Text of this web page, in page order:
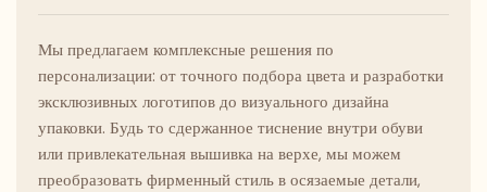
Мы предлагаем комплексные решения по
персонализации: от точного подбора цвета и разработки
эксклюзивных логотипов до визуального дизайна
упаковки. Будь то сдержанное тиснение внутри обуви
или привлекательная вышивка на верхе, мы можем
преобразовать фирменный стиль в осязаемые детали,